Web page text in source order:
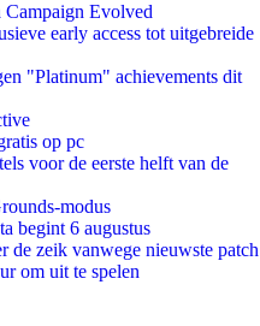
Evolved
early access tot uitgebreide
"Platinum" achievements dit
op pc
voor de eerste helft van de
modus
begint 6 augustus
de zeik vanwege nieuwste patch
om uit te spelen